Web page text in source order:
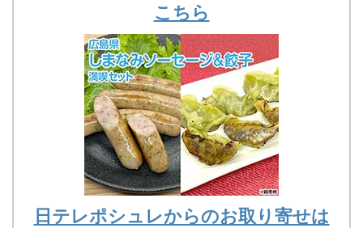
こちら
日テレポシュレからのお取り寄せは